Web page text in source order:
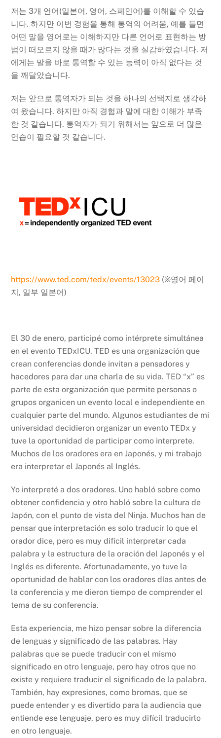
저는 3개 언어(일본어, 영어, 스페인어)를 이해할 수 있습
니다. 하지만 이번 경험을 통해 통역의 어려움, 예를 들면
어떤 말을 영어로는 이해하지만 다른 언어로 표현하는 방
법이 떠오르지 않을 때가 많다는 것을 실감하였습니다. 저
에게는 말을 바로 통역할 수 있는 능력이 아직 없다는 것
을 깨달았습니다.
저는 앞으로 통역자가 되는 것을 하나의 선택지로 생각하
여 왔습니다. 하지만 아직 경험과 말에 대한 이해가 부족
한 것 같습니다. 통역자가 되기 위해서는 앞으로 더 많은
연습이 필요할 것 같습니다.
https://www.ted.com/tedx/events/13023 (※영어 페이
지, 일부 일본어)
El 30 de enero, participé como intérprete simultánea
en el evento TEDxICU. TED es una organización que
crean conferencias donde invitan a pensadores y
hacedores para dar una charla de su vida. TED “x” es
parte de esta organización que permite personas o
grupos organicen un evento local e independiente en
cualquier parte del mundo. Algunos estudiantes de mi
universidad decidieron organizar un evento TEDx y
tuve la oportunidad de participar como interprete.
Muchos de los oradores era en Japonés, y mi trabajo
era interpretar el Japonés al Inglés.
Yo interpreté a dos oradores. Uno habló sobre como
obtener confidencia y otro habló sobre la cultura de
Japón, con el punto de vista del Ninja. Muchos han de
pensar que interpretación es solo traducir lo que el
orador dice, pero es muy difícil interpretar cada
palabra y la estructura de la oración del Japonés y el
Inglés es diferente. Afortunadamente, yo tuve la
oportunidad de hablar con los oradores días antes de
la conferencia y me dieron tiempo de comprender el
tema de su conferencia.
Esta experiencia, me hizo pensar sobre la diferencia
de lenguas y significado de las palabras. Hay
palabras que se puede traducir con el mismo
significado en otro lenguaje, pero hay otros que no
existe y requiere traducir el significado de la palabra.
También, hay expresiones, como bromas, que se
puede entender y es divertido para la audiencia que
entiende ese lenguaje, pero es muy difícil traducirlo
en otro lenguaje.